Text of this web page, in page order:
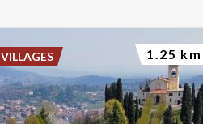
VILLAGES 1.25 km